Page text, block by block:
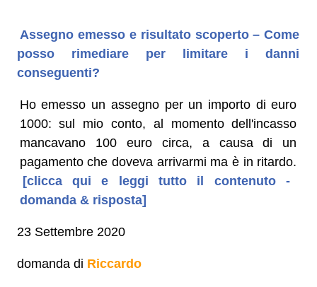
Assegno emesso e risultato scoperto – Come
posso rimediare per limitare i danni
conseguenti?
Ho emesso un assegno per un importo di euro
1000: sul mio conto, al momento dell'incasso
mancavano 100 euro circa, a causa di un
pagamento che doveva arrivarmi ma è in ritardo.
[clicca qui e leggi tutto il contenuto -
domanda & risposta]
23 Settembre 2020
domanda di Riccardo